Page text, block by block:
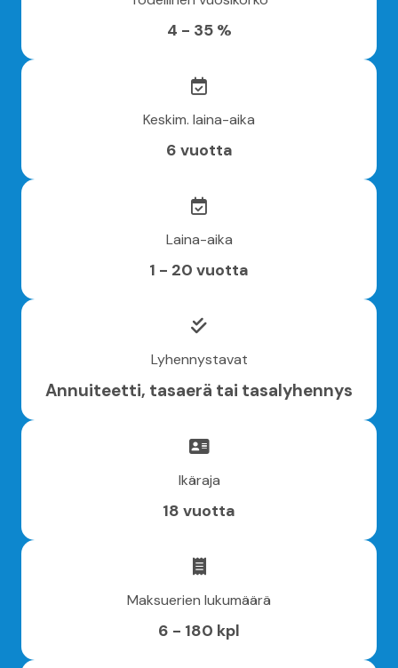
4 - 35 %
Keskim. laina-aika
6 vuotta
Laina-aika
1 - 20 vuotta
Lyhennystavat
Annuiteetti, tasaerä tai tasalyhennys
Ikäraja
18 vuotta
Maksuerien lukumäärä
6 - 180 kpl